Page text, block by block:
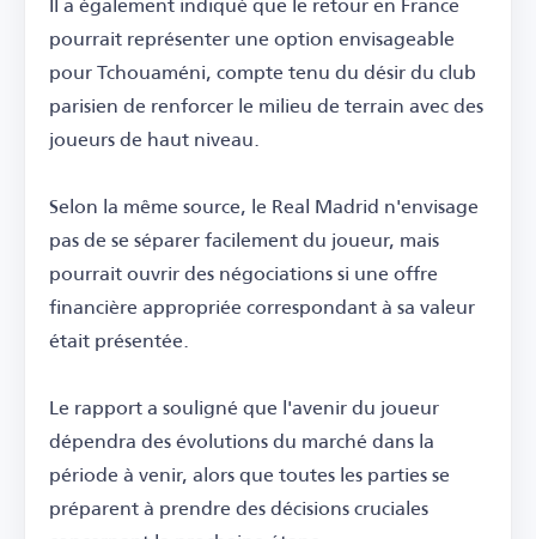
pourrait représenter une option envisageable
pour Tchouaméni, compte tenu du désir du club
parisien de renforcer le milieu de terrain avec des
joueurs de haut niveau.
Selon la même source, le Real Madrid n'envisage
pas de se séparer facilement du joueur, mais
pourrait ouvrir des négociations si une offre
financière appropriée correspondant à sa valeur
était présentée.
Le rapport a souligné que l'avenir du joueur
dépendra des évolutions du marché dans la
période à venir, alors que toutes les parties se
préparent à prendre des décisions cruciales